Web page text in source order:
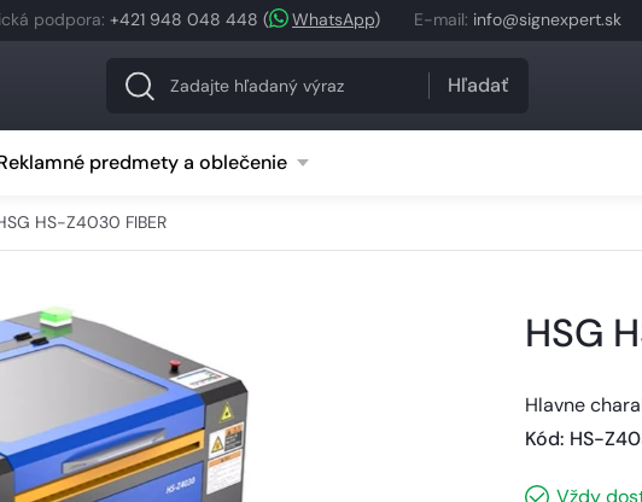
podpora: +421 948 048 448 ( WhatsApp) E-mail: info@signexpert.sk
Hľadať
predmety a oblečenie
HS-Z4030 FIBER
HSG
Hlavne
Kód: HS-
Vždy